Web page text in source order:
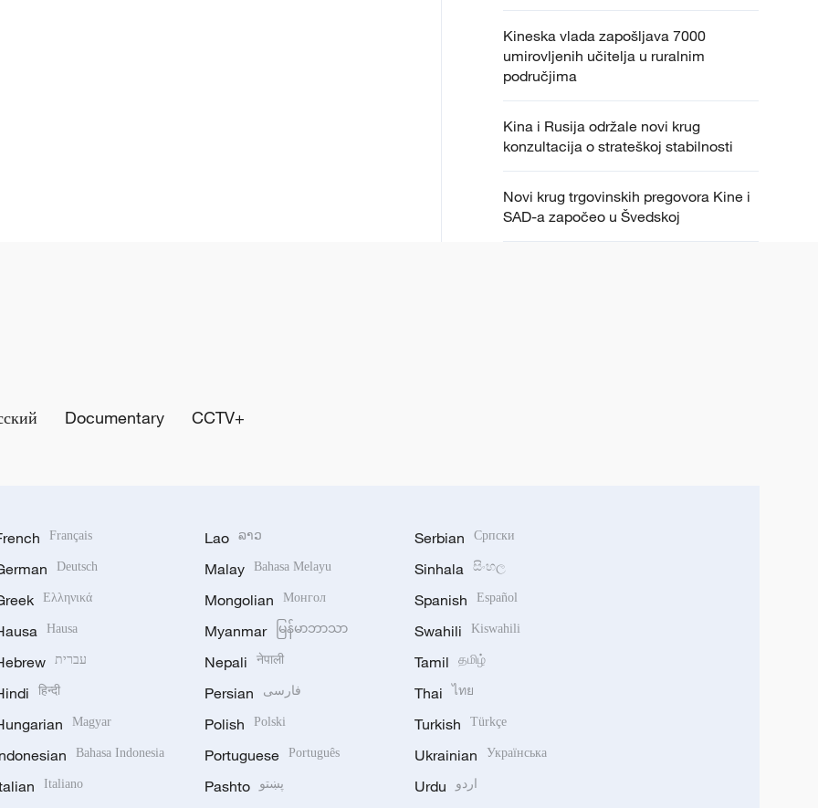
Kineska vlada zapošljava 7000
umirovljenih učitelja u ruralnim
područjima
Kina i Rusija održale novi krug
konzultacija o strateškoj stabilnosti
Novi krug trgovinskih pregovora Kine i
SAD-a započeo u Švedskoj
Documentary CCTV+
Français
Deutsch
Ελληνικά
Hausa
עברית
हिन्दी
Magyar
Bahasa Indonesia
Italiano
Lao ລາວ
Malay Bahasa Melayu
Mongolian Монгол
Myanmar မြန်မာဘာသာ
Nepali नेपाली
Persian فارسی
Polish Polski
Portuguese Português
Pashto پښتو
Serbian Српски
Sinhala සිංහල
Spanish Español
Swahili Kiswahili
Tamil தமிழ்
Thai ไทย
Turkish Türkçe
Ukrainian Українська
Urdu اردو